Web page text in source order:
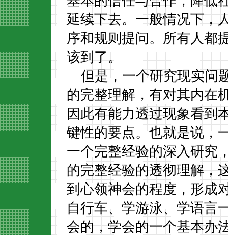
延续下去。一般情况下，
序和规则提问。所有人都
该到了。
但是，一个研究现实问
的完整理解，有对其内在
因此有能力透过现象看到
键性的要点。也就是说，
一个完整经验的深入研究
的完整经验的透彻理解，
到心领神会的程度，形成
自行车、学游泳、学语言
会的，学会的一个基本办